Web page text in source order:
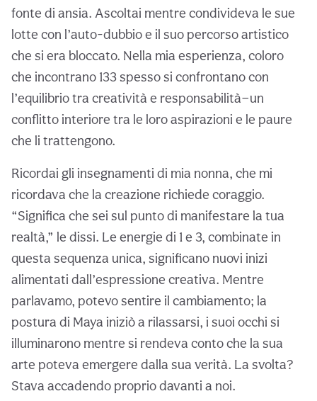
fonte di ansia. Ascoltai mentre condivideva le sue
lotte con l’auto-dubbio e il suo percorso artistico
che si era bloccato. Nella mia esperienza, coloro
che incontrano 133 spesso si confrontano con
l’equilibrio tra creatività e responsabilità—un
conflitto interiore tra le loro aspirazioni e le paure
che li trattengono.
Ricordai gli insegnamenti di mia nonna, che mi
ricordava che la creazione richiede coraggio.
“Significa che sei sul punto di manifestare la tua
realtà,” le dissi. Le energie di 1 e 3, combinate in
questa sequenza unica, significano nuovi inizi
alimentati dall’espressione creativa. Mentre
parlavamo, potevo sentire il cambiamento; la
postura di Maya iniziò a rilassarsi, i suoi occhi si
illuminarono mentre si rendeva conto che la sua
arte poteva emergere dalla sua verità. La svolta?
Stava accadendo proprio davanti a noi.